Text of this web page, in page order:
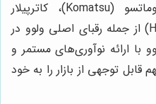
برخوردارند. برندهایی مانند کوماتسو (Komatsu)، کاترپیلار
(Caterpillar) و هیتاچی (Hitachi) از جمله رقبای اصلی ولوو در
با ارائه نوآوری‌های مستمر و
توجهی از بازار را به خود